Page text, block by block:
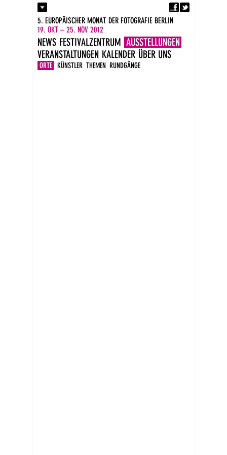
Kontakt
Presse
Impressum
DE
EN
5. EUROPÄISCHER MONAT DER FOTOGRAFIE BERLIN
19. OKT – 25. NOV 2012
NEWS FESTIVALZENTRUM AUSSTELLUNGEN
ORTE KÜNSTLER THEMEN RUNDGÄNGE
VERANSTALTUNGEN KALENDER ÜBER UNS